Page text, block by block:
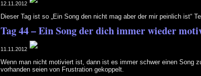
12.11.2012
Dieser Tag ist so „Ein Song den nicht mag aber der mir peinlich ist“
Tag 44 – Ein Song der dich immer wieder
11.11.2012
Wenn man nicht motiviert ist, dann ist es immer schwer einen Song
vorhanden seien von Frustration gekoppelt.